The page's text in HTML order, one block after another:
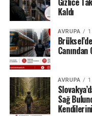
Lac des Brenets daha
dönemlerinde benzer
yazında su seviyesi
Ren Şelalesi’ndeki
yağış eksikliğinin
gözler önüne seriyor.
Kaynak: BAFU / BRK
Kaldı
AVRUPA
AVRUPA
Sağ